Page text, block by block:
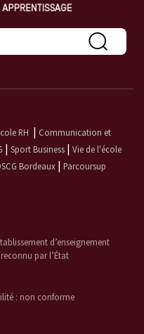
Formulaire de recherche
RH | Communication et
| Sport Business | Vie de l'école
Bordeaux | Parcoursup
d’enseignement
par l’État
: non conforme